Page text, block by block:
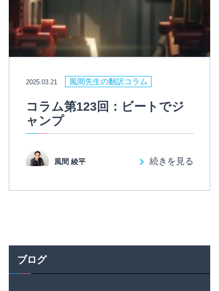
2025.03.21 風間先生の翻訳コラム
コラム第123回：ビートでジ
ャンプ
風間 綾平 続きを見る
ブログ